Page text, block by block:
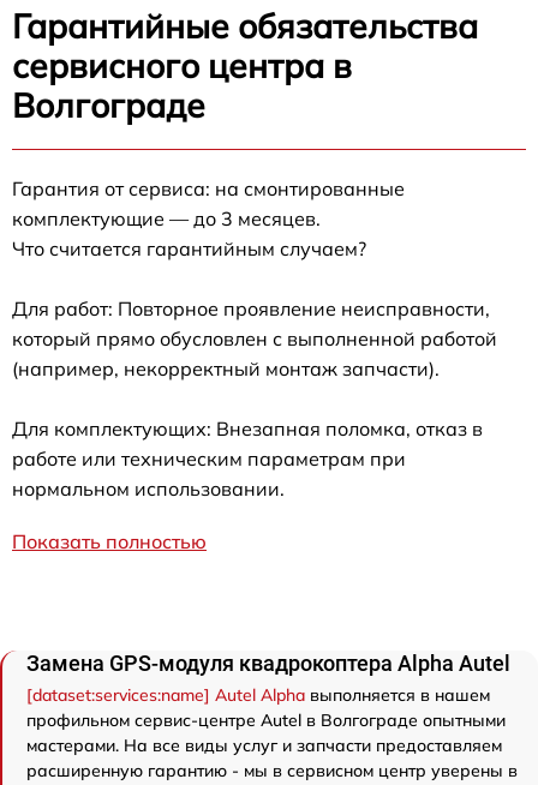
Гарантийные обязательства
сервисного центра в
Волгограде
Гарантия от сервиса: на смонтированные
комплектующие — до 3 месяцев.
Что считается гарантийным случаем?
Для работ: Повторное проявление неисправности,
который прямо обусловлен с выполненной работой
(например, некорректный монтаж запчасти).
Для комплектующих: Внезапная поломка, отказ в
работе или техническим параметрам при
нормальном использовании.
Показать полностью
Замена GPS-модуля квадрокоптера Alpha Autel
[dataset:services:name] Autel Alpha выполняется в нашем
профильном сервис-центре Autel в Волгограде опытными
мастерами. На все виды услуг и запчасти предоставляем
расширенную гарантию - мы в сервисном центр уверены в